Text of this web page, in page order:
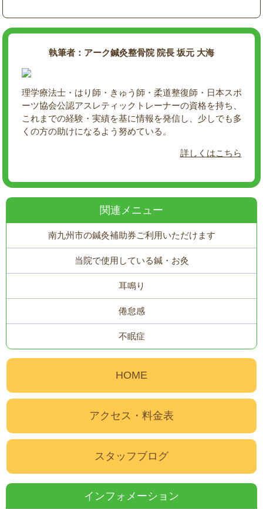
執筆者：アーク鍼灸整骨院 院長 坂元 大海
理学療法士・はり師・きゅう師・柔道整復師・日本スポ
ーツ協会公認アスレティックトレーナーの資格を持ち、
これまでの経験・実績を基に情報を発信し、少しでも多
くの方の助けになるよう努めている。
詳しくはこちら
関連メニュー
南九州市の鍼灸補助券ご利用いただけます
当院で使用している鍼・お灸
耳鳴り
倦怠感
不眠症
HOME
アクセス・料金表
スタッフブログ
インフォメーション